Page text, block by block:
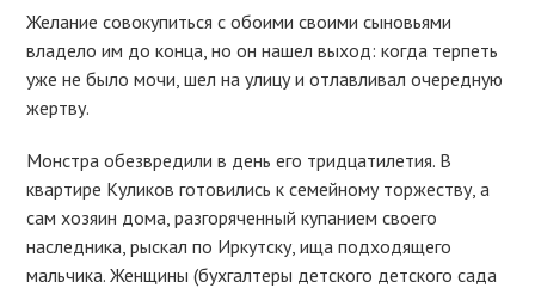
Желание совокупиться с обоими своими сыновьями
владело им до конца, но он нашел выход: когда терпеть
уже не было мочи, шел на улицу и отлавливал очередную
жертву.
Монстра обезвредили в день его тридцатилетия. В
квартире Куликов готовились к семейному торжеству, а
сам хозяин дома, разгоряченный купанием своего
наследника, рыскал по Иркутску, ища подходящего
мальчика. Женщины (бухгалтеры детского детского сада